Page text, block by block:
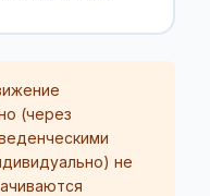
(через
не